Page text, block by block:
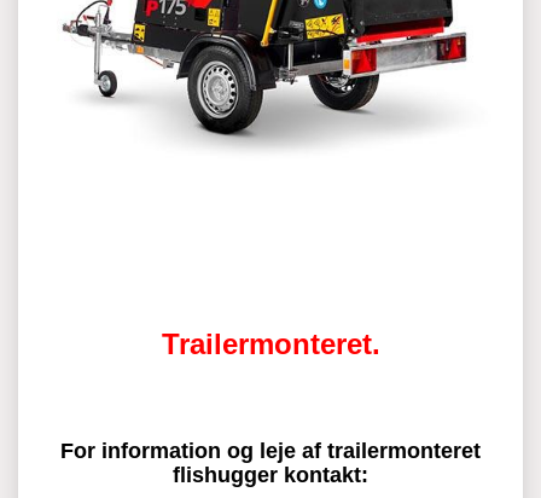
Trailermonteret.
For information og leje af trailermonteret
flishugger kontakt: